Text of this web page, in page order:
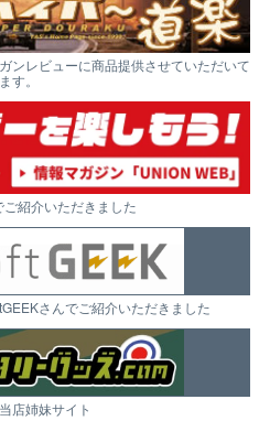
ンレビューに商品提供させていただいて
す。
紹介いただきました
さんでご紹介いただきました
店姉妹サイト